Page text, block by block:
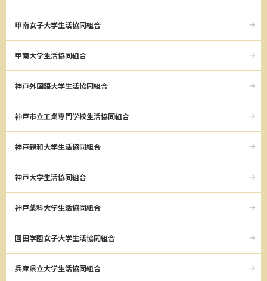
甲南女子大学生活協同組合
甲南大学生活協同組合
神戸外国語大学生活協同組合
神戸市立工業専門学校生活協同組合
神戸親和大学生活協同組合
神戸大学生活協同組合
神戸薬科大学生活協同組合
園田学園女子大学生活協同組合
兵庫県立大学生活協同組合